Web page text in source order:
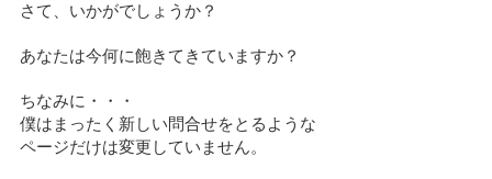
さて、いかがでしょうか？
あなたは今何に飽きてきていますか？
ちなみに・・・
僕はまったく新しい問合せをとるような
ページだけは変更していません。